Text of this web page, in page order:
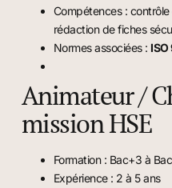
Compétences :
rédaction de fiches
Normes associées : ISO
Animateur /
mission HSE
Formation : Bac+3 à
Expérience : 2 à 5 ans